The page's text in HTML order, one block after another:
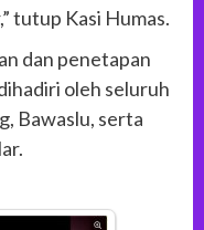
tutup Kasi Humas.
dan penetapan
oleh seluruh
Bawaslu, serta